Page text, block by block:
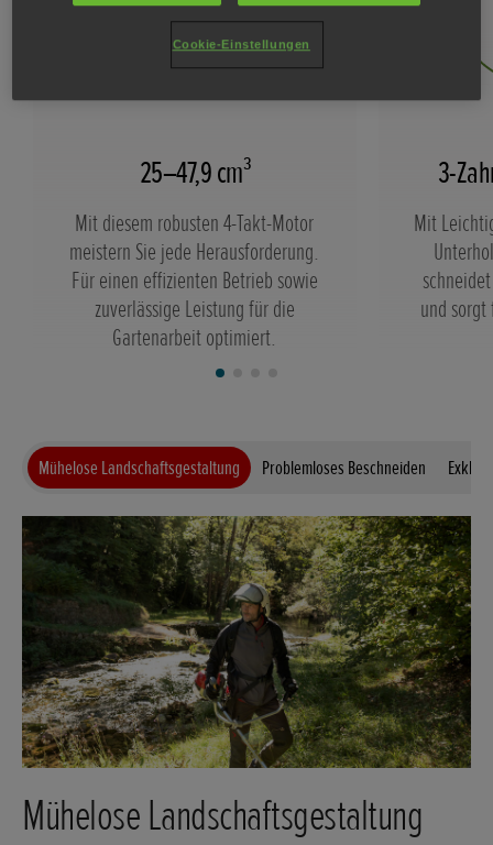
25–47,9 cm³
Mit diesem robusten 4-Takt-Motor
meistern Sie jede Herausforderung.
Für einen effizienten Betrieb sowie
zuverlässige Leistung für die
Gartenarbeit optimiert.
3-
Mit
und
Mühelose Landschaftsgestaltung Problemloses Beschneiden
Mühelose Landschaftsgestaltung
Cookie-Einstellungen